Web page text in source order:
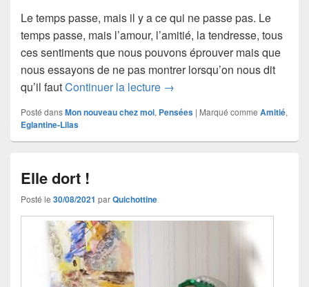
Le temps passe, mais il y a ce qui ne passe pas. Le
temps passe, mais l’amour, l’amitié, la tendresse, tous
ces sentiments que nous pouvons éprouver mais que
nous essayons de ne pas montrer lorsqu’on nous dit
qu’il fautContinuer la lecture Voir un ami pleurer…
→
Posté dansMon nouveau chez moi, Pensées | Marqué comme Amitié,
Eglantine-Lilas
Elle dort !
Posté le 30/08/2021 parQuichottine